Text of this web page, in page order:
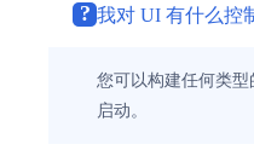
? 我对 UI 有什么控
您可以构建任何类
启动。